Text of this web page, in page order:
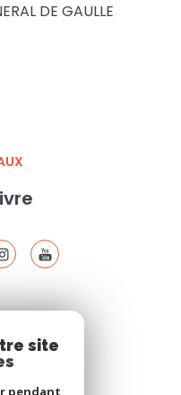
DE GAULLE
site
pendant